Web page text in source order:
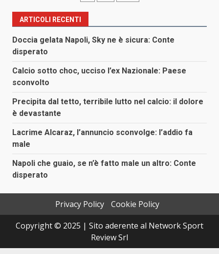
articoli
ARTICOLI RECENTI
Doccia gelata Napoli, Sky ne è sicura: Conte
disperato
Calcio sotto choc, ucciso l’ex Nazionale: Paese
sconvolto
Precipita dal tetto, terribile lutto nel calcio: il dolore
è devastante
Lacrime Alcaraz, l’annuncio sconvolge: l’addio fa
male
Napoli che guaio, se n’è fatto male un altro: Conte
disperato
Privacy Policy
Cookie Policy
Copyright © 2025 | Sito aderente al Network Sport
Review Srl